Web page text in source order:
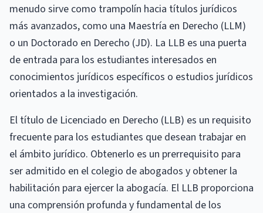
menudo sirve como trampolín hacia títulos jurídicos
más avanzados, como una Maestría en Derecho (LLM)
o un Doctorado en Derecho (JD). La LLB es una puerta
de entrada para los estudiantes interesados ​​en
conocimientos jurídicos específicos o estudios jurídicos
orientados a la investigación.
El título de Licenciado en Derecho (LLB) es un requisito
frecuente para los estudiantes que desean trabajar en
el ámbito jurídico. Obtenerlo es un prerrequisito para
ser admitido en el colegio de abogados y obtener la
habilitación para ejercer la abogacía. El LLB proporciona
una comprensión profunda y fundamental de los